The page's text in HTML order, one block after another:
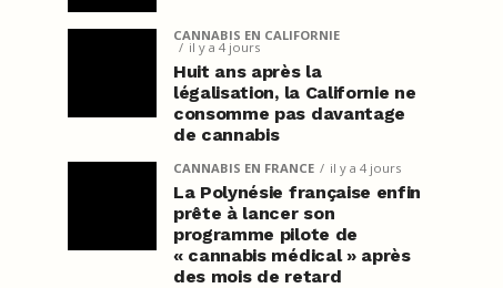
CANNABIS EN CALIFORNIE
il y a 4 jours
Huit ans après la
légalisation, la Californie ne
consomme pas davantage
de cannabis
CANNABIS EN FRANCE il y a 4 jours
La Polynésie française enfin
prête à lancer son
programme pilote de
« cannabis médical » après
des mois de retard